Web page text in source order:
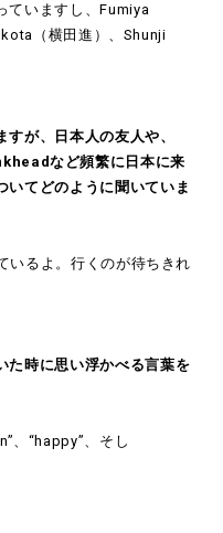
ていますし、Fumiya
（横田進）、Shunji
が、日本人の友人や、
など頻繁に日本に来
いてどのように聞いていま
いるよ。行くのが待ちきれ
た時に思い浮かべる言葉を
、“happy”、そし